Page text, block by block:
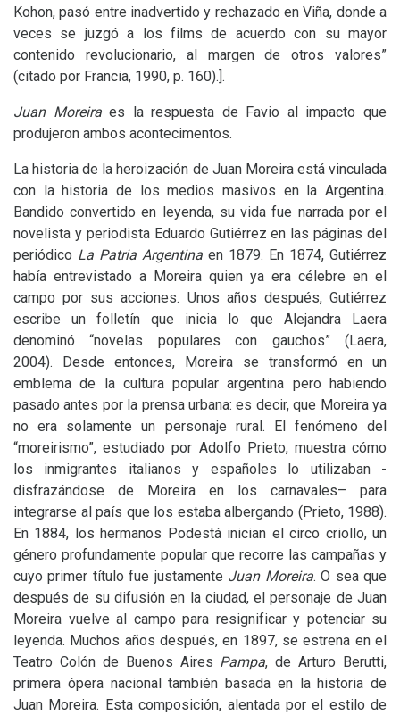
Kohon, pasó entre inadvertido y rechazado en Viña, donde a
veces se juzgó a los films de acuerdo con su mayor
contenido revolucionario, al margen de otros valores”
(citado por Francia, 1990, p. 160).].
Juan Moreiraes la respuesta de Favio al impacto que
produjeron ambos acontecimentos.
La historia de la heroización de Juan Moreira está vinculada
con la historia de los medios masivos en la Argentina.
Bandido convertido en leyenda, su vida fue narrada por el
novelista y periodista Eduardo Gutiérrez en las páginas del
periódico La Patria Argentina en 1879. En 1874, Gutiérrez
había entrevistado a Moreira quien ya era célebre en el
campo por sus acciones. Unos años después, Gutiérrez
escribe un folletín que inicia lo que Alejandra Laera
denominó “novelas populares con gauchos” (Laera,
2004). Desde entonces, Moreira se transformó en un
emblema de la cultura popular argentina pero habiendo
pasado antes por la prensa urbana: es decir, que Moreira ya
no era solamente un personaje rural. El fenómeno del
“moreirismo”, estudiado por Adolfo Prieto, muestra cómo
los inmigrantes italianos y españoles lo utilizaban -
disfrazándose de Moreira en los carnavales– para
integrarse al país que los estaba albergando (Prieto, 1988).
En 1884, los hermanos Podestá inician el circo criollo, un
género profundamente popular que recorre las campañas y
cuyo primer título fue justamente Juan Moreira. O sea que
después de su difusión en la ciudad, el personaje de Juan
Moreira vuelve al campo para resignificar y potenciar su
leyenda. Muchos años después, en 1897, se estrena en el
Teatro Colón de Buenos Aires Pampa, de Arturo Berutti,
primera ópera nacional también basada en la historia de
Juan Moreira. Esta composición, alentada por el estilo de